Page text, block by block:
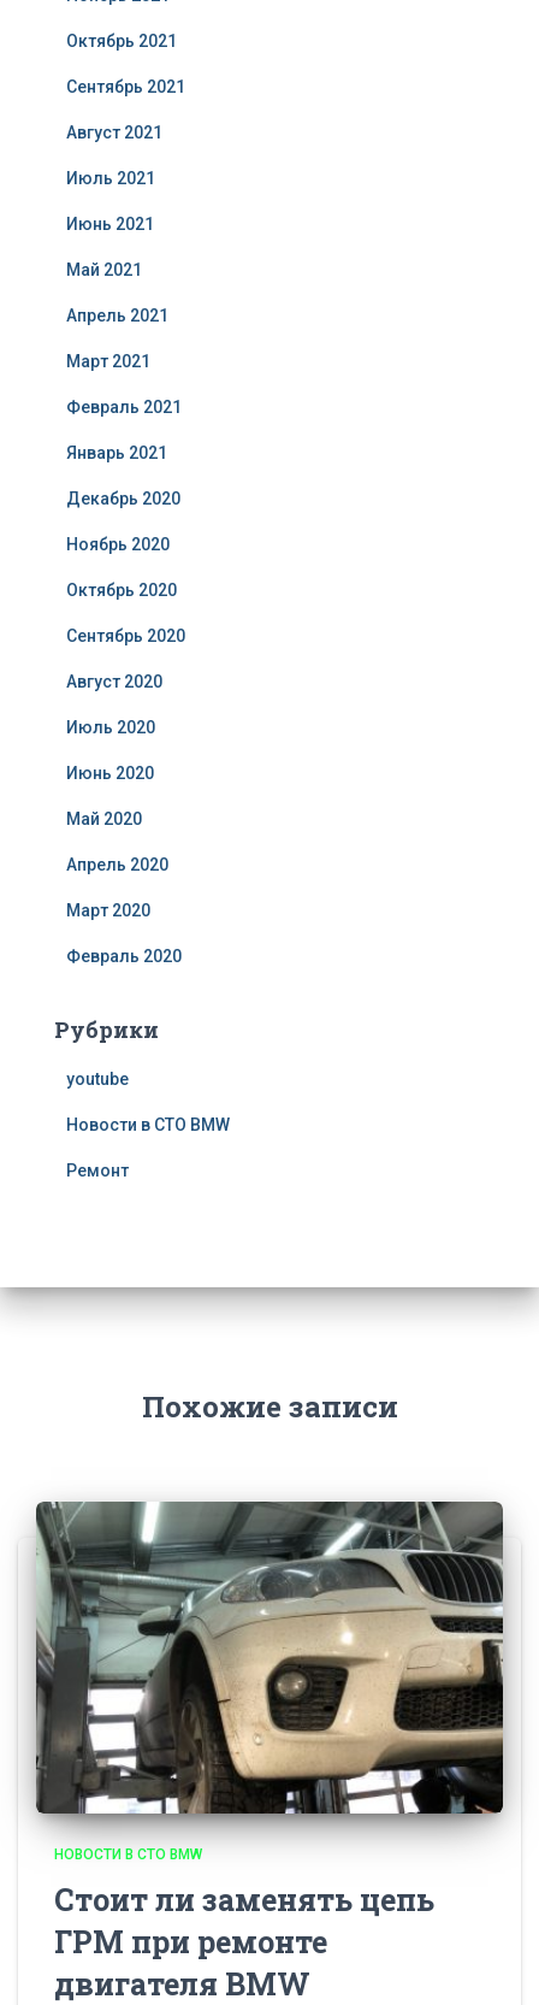
Октябрь 2021
Сентябрь 2021
Август 2021
Июль 2021
Июнь 2021
Май 2021
Апрель 2021
Март 2021
Февраль 2021
Январь 2021
Декабрь 2020
Ноябрь 2020
Октябрь 2020
Сентябрь 2020
Август 2020
Июль 2020
Июнь 2020
Май 2020
Апрель 2020
Март 2020
Февраль 2020
Рубрики
youtube
Новости в СТО BMW
Ремонт
Похожие записи
НОВОСТИ В СТО BMW
Стоит ли заменять цепь
ГРМ при ремонте
двигателя BMW